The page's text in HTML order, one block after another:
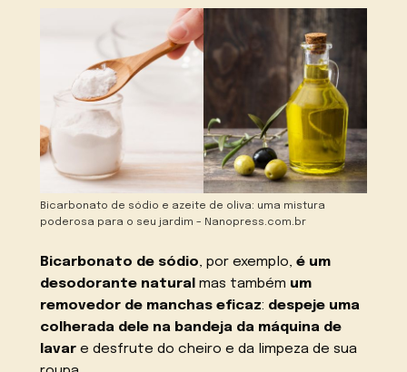
Bicarbonato de sódio e azeite de oliva: uma mistura
poderosa para o seu jardim – Nanopress.com.br
Bicarbonato de sódio, por exemplo,é um
desodorante natural mas também um
removedor de manchas eficaz: despeje uma
colherada dele na bandeja da máquina de
lavar e desfrute do cheiro e da limpeza de sua